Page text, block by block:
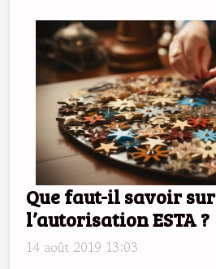
Que faut-il savoir sur
l’autorisation ESTA ?
14 août 2019 13:03